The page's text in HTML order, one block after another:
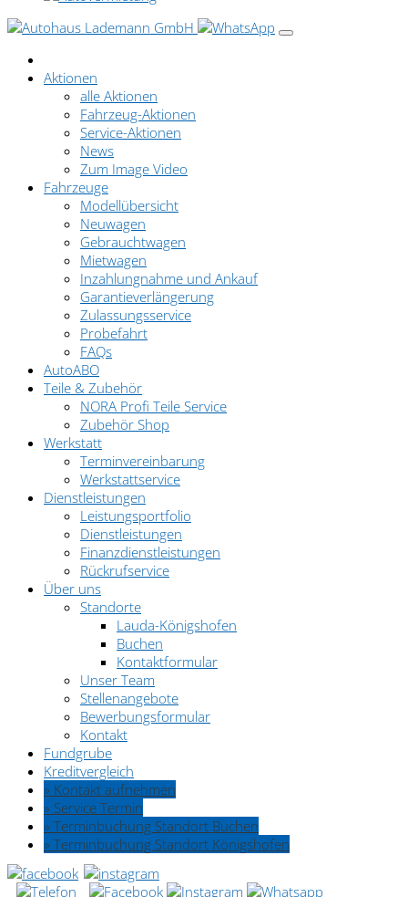
Aktionen
alle Aktionen
Fahrzeug-Aktionen
Service-Aktionen
News
Zum Image Video
Fahrzeuge
Modellübersicht
Neuwagen
Gebrauchtwagen
Mietwagen
Inzahlungnahme und Ankauf
Garantieverlängerung
Zulassungsservice
Probefahrt
FAQs
AutoABO
Teile & Zubehör
NORA Profi Teile Service
Zubehör Shop
Werkstatt
Terminvereinbarung
Werkstattservice
Dienstleistungen
Leistungsportfolio
Dienstleistungen
Finanzdienstleistungen
Rückrufservice
Über uns
Standorte
Lauda-Königshofen
Buchen
Kontaktformular
Unser Team
Stellenangebote
Bewerbungsformular
Kontakt
Fundgrube
Kreditvergleich
» Kontakt aufnehmen
» Service Termin
» Terminbuchung Standort Buchen
» Terminbuchung Standort Königshofen